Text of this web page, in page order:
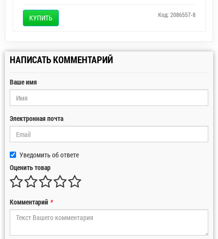
КУПИТЬ Код: 2086557-8
НАПИСАТЬ КОММЕНТАРИЙ
Ваше имя
Электронная почта
Уведомить об ответе
Оценить товар
Комментарий *